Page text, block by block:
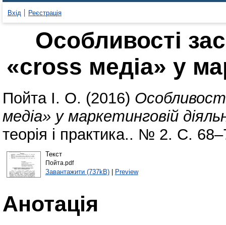
Вхід Реєстрація
Особливості
«cross медіа» у
Пойта І. О. (2016)
медіа» у маркетинговій
теорія і практика.. № 2. С.
Текст
Пойта.pdf
Завантажити (737kB)| Preview
Анотація